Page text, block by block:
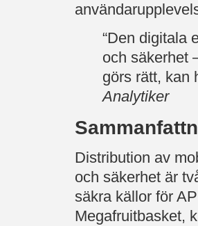
“Den digitala
och säkerhet
görs rätt, kan
Analytiker
Distribution av
och säkerhet är
säkra källor för
Megafruitbasket,